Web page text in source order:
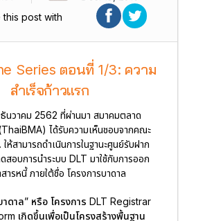
this post with
Series ตอนที่ 1/3: ความ
สำเร็จก้าวแรก
ธันวาคม 2562 ที่ผ่านมา สมาคมตลาด
ได้รับความเห็นชอบจากคณะ
ห้สามารถดำเนินการในฐานะศูนย์รับฝาก
อบการนำระบบ DLT มาใช้กับการออก
ารหนี้ ภายใต้ชื่อ โครงการบาดาล
าดาล” หรือ โครงการ DLT Registrar
เกิดขึ้นเพื่อเป็นโครงสร้างพื้นฐาน